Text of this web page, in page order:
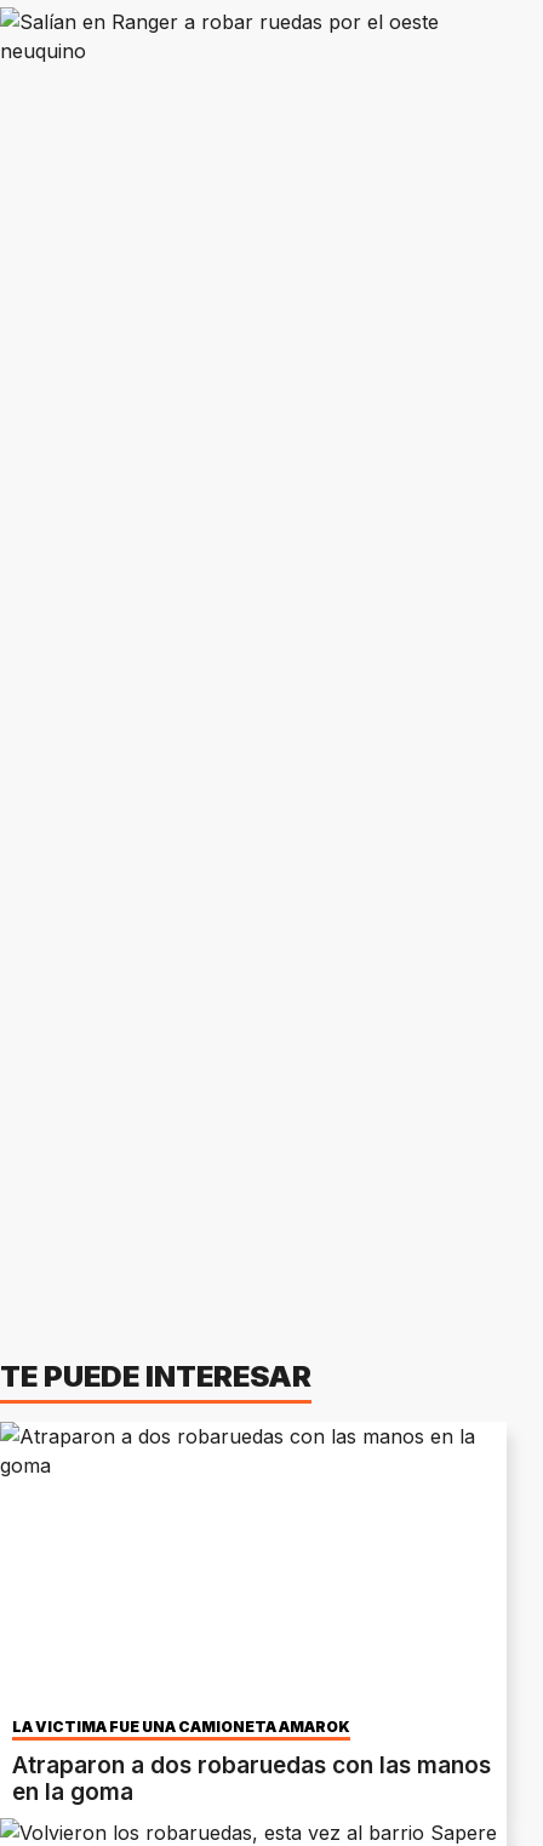
TE PUEDE INTERESAR
LA VICTIMA FUE UNA CAMIONETA AMAROK
Atraparon a dos robaruedas con las manos
en la goma